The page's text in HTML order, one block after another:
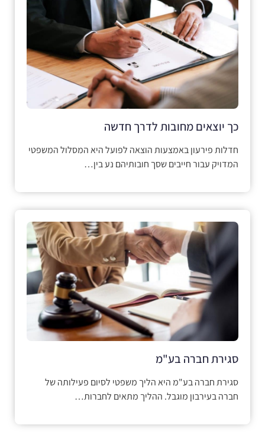
כך יוצאים מחובות לדרך חדשה
חדלות פירעון באמצעות הוצאה לפועל היא המסלול המשפטי
המדויק עבור חייבים שסך חובותיהם נע בין…
סגירת חברה בע"מ
סגירת חברה בע"מ היא הליך משפטי לסיום פעילותה של
חברה בעירבון מוגבל. ההליך מתאים לחברות…